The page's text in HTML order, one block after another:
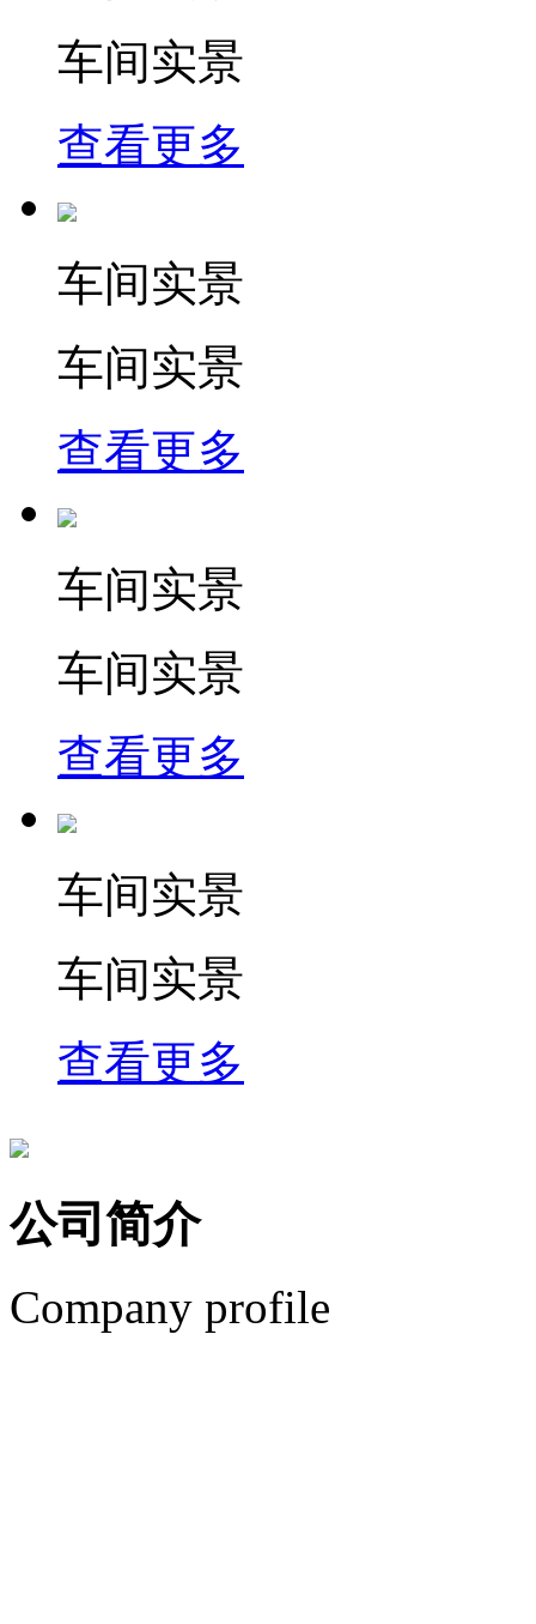
车间实景
查看更多
车间实景
车间实景
查看更多
车间实景
车间实景
查看更多
车间实景
车间实景
查看更多
公司简介
Company profile